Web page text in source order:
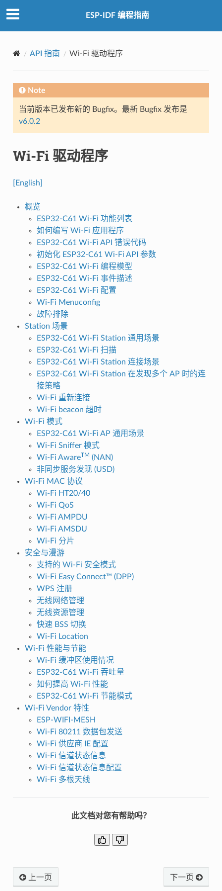
ESP-IDF 编程指南
API 指南 Wi-Fi 驱动程序
Note
当前版本已发布新的 Bugfix。最新 Bugfix 发布是
v6.0.2
Wi-Fi 驱动程序
[English]
概览
ESP32-C61 Wi-Fi 功能列表
如何编写 Wi-Fi 应用程序
ESP32-C61 Wi-Fi API 错误代码
初始化 ESP32-C61 Wi-Fi API 参数
ESP32-C61 Wi-Fi 编程模型
ESP32-C61 Wi-Fi 事件描述
ESP32-C61 Wi-Fi 配置
Wi-Fi Menuconfig
故障排除
Station 场景
ESP32-C61 Wi-Fi Station 通用场景
ESP32-C61 Wi-Fi 扫描
ESP32-C61 Wi-Fi Station 连接场景
ESP32-C61 Wi-Fi Station 在发现多个 AP 时的连
接策略
Wi-Fi 重新连接
Wi-Fi beacon 超时
Wi-Fi 模式
ESP32-C61 Wi-Fi AP 通用场景
Wi-Fi Sniffer 模式
Wi-Fi AwareTM (NAN)
非同步服务发现 (USD)
Wi-Fi MAC 协议
Wi-Fi HT20/40
Wi-Fi QoS
Wi-Fi AMPDU
Wi-Fi AMSDU
Wi-Fi 分片
安全与漫游
支持的 Wi-Fi 安全模式
Wi-Fi Easy Connect™ (DPP)
WPS 注册
无线网络管理
无线资源管理
快速 BSS 切换
Wi-Fi Location
Wi-Fi 性能与节能
Wi-Fi 缓冲区使用情况
ESP32-C61 Wi-Fi 吞吐量
如何提高 Wi-Fi 性能
ESP32-C61 Wi-Fi 节能模式
Wi-Fi Vendor 特性
ESP-WIFI-MESH
Wi-Fi 80211 数据包发送
Wi-Fi 供应商 IE 配置
Wi-Fi 信道状态信息
Wi-Fi 信道状态信息配置
Wi-Fi 多根天线
此文档对您有帮助吗？
上一页 下一页